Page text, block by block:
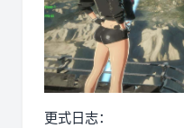
更式日志：